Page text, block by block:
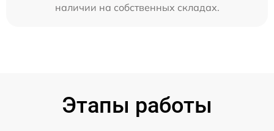
наличии на собственных складах.
Этапы работы